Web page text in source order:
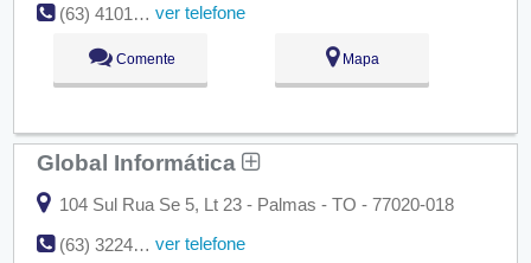
(63) 4101-0437
ver telefone
Comente Mapa
Global Informática
104 Sul Rua Se 5, Lt 23 - Palmas - TO - 77020-018
(63) 3224-1020
ver telefone